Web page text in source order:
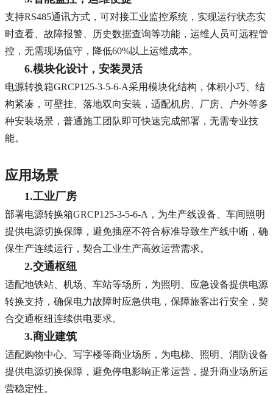
支持RS485通讯方式，可对接工业监控系统，实现运行状态实
时查看、故障报警、历史数据查询等功能，运维人员可远程管
控，无需现场值守，降低60%以上运维成本。
6.模块化设计，安装灵活
电源转换箱GRCP125-3-5-6-A采用模块化结构，体积小巧、结
构紧凑，可壁挂、落地双向安装，适配机房、厂房、户外等多
种安装场景，普通施工团队即可快速完成部署，无需专业技
能。
应用场景
1.工业厂房
部署电源转换箱GRCP125-3-5-6-A，为生产线设备、车间照明
提供电源切换保障，避免插座不符合标准导致生产线中断，确
保生产连续运行，契合工业生产高效运营需求。
2.交通枢纽
适配地铁站、机场、车站等场所，为照明、应急设备提供电源
转换支持，确保电力故障时应急供电，保障旅客出行安全，契
合交通枢纽连续供电要求。
3.商业建筑
适配购物中心、写字楼等商业场所，为电梯、照明、消防设备
提供电源切换保障，避免停电影响正常运营，提升商业场所运
营稳定性。